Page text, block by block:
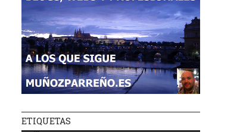
ETIQUETAS